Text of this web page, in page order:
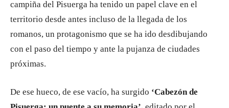
campiña del Pisuerga ha tenido un papel clave en el
territorio desde antes incluso de la llegada de los
romanos, un protagonismo que se ha ido desdibujando
con el paso del tiempo y ante la pujanza de ciudades
próximas.
De ese hueco, de ese vacío, ha surgido ‘Cabezón de